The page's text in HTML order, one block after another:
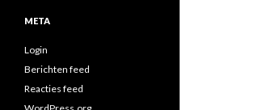
META
Login
Berichten feed
Reacties feed